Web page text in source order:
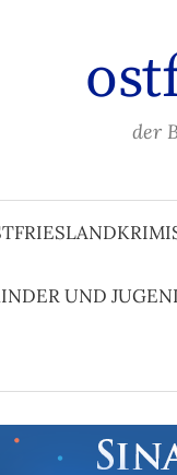
der
UND